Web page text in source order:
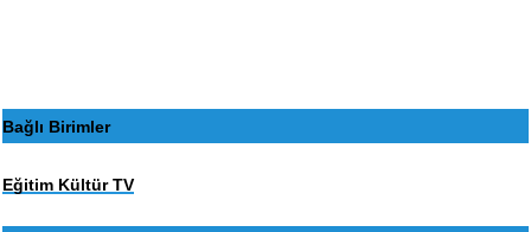
Bağlı Birimler
Eğitim Kültür TV